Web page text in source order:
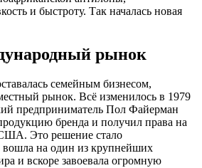
и быстроту. Так началась новая
рынок
семейным бизнесом,
рынок. Всё изменилось в 1979
предприниматель Пол Файерман
бренда и получил права на
Это решение стало
вошла на один из крупнейших
и вскоре завоевала огромную